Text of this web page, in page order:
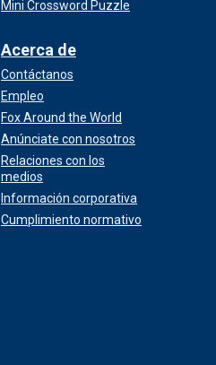
Mini Crossword Puzzle
Acerca de
Contáctanos
Empleo
Fox Around the World
Anúnciate con nosotros
Relaciones con los
medios
Información corporativa
Cumplimiento normativo